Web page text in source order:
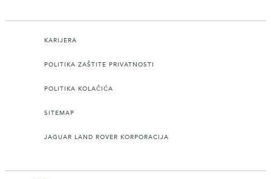
KARIJERA
POLITIKA ZAŠTITE PRIVATNOSTI
POLITIKA KOLAČIĆA
SITEMAP
JAGUAR LAND ROVER KORPORACIJA